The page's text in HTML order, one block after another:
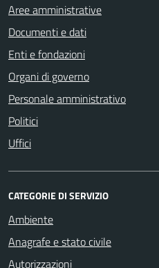
Aree amministrative
Documenti e dati
Enti e fondazioni
Organi di governo
Personale amministrativo
Politici
Uffici
CATEGORIE DI SERVIZIO
Ambiente
Anagrafe e stato civile
Autorizzazioni